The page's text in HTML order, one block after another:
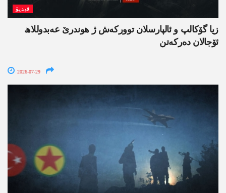
ڤیدیۆ
زیا گۆکالپ و ئالپارسلان توورکەش ژ ھوندرێ عەبدوللاھ
ئۆجالان دەرکەتن
2026-07-29